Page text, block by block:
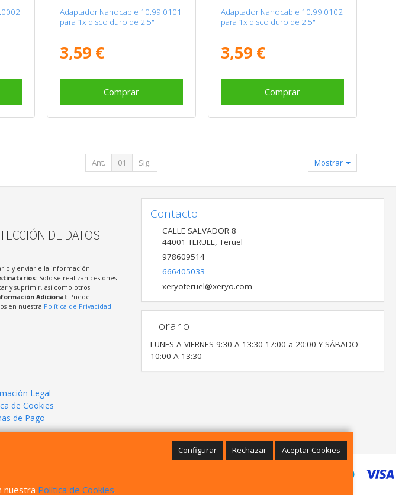
Adaptador Nanocable 10.99.0101
para 1x disco duro de 2.5"
3,59 €
Comprar
Adaptador Nanocable 10.99.0102
para 1x disco duro de 2.5"
3,59 €
Comprar
Ant. 01 Sig. Mostrar
Configurar Rechazar Aceptar Cookies
nuestra Política de Cookies.
DE DATOS
y enviarle la información
: Solo se realizan cesiones
y suprimir, así como otros
Adicional: Puede
en nuestra Política de Privacidad.
Legal
de Cookies
de Pago
Contacto
CALLE SALVADOR 8
44001 TERUEL,Teruel
978609514
666405033
xeryoteruel@xeryo.com
Horario
LUNES A VIERNES 9:30 A 13:30 17:00 a 20:00 Y SÁBADO
10:00 A 13:30